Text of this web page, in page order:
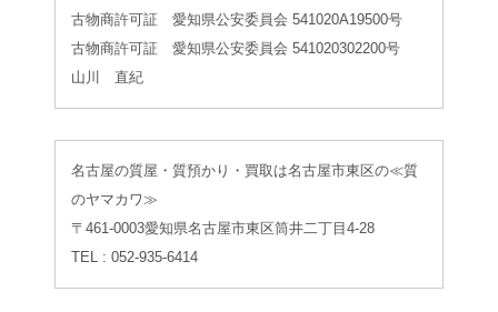
古物商許可証 愛知県公安委員会 541020A19500号
古物商許可証 愛知県公安委員会 541020302200号
山川 直紀
名古屋の質屋・質預かり・買取は名古屋市東区の≪質
のヤマカワ≫
〒461-0003愛知県名古屋市東区筒井二丁目4-28
TEL : 052-935-6414